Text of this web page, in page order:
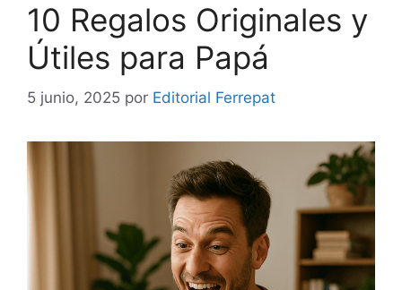
10 Regalos Originales y
Útiles para Papá
5 junio, 2025 por Editorial Ferrepat